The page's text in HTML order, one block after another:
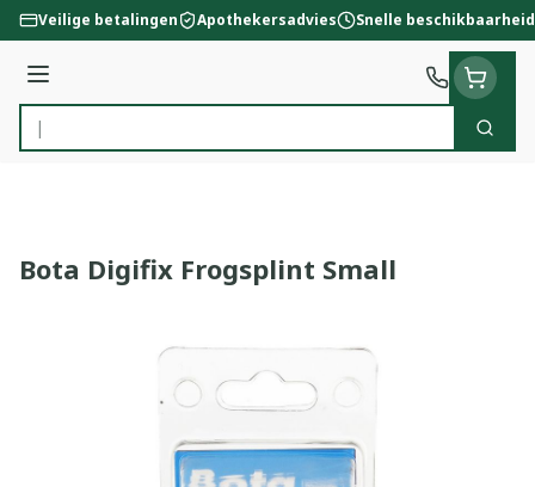
Ga naar de inhoud
Veilige betalingen Apothekersadvies Snelle beschikbaarheid
Menu
Product, merk, categorie...
Zoek
Bota Digifix Frogsplint Small